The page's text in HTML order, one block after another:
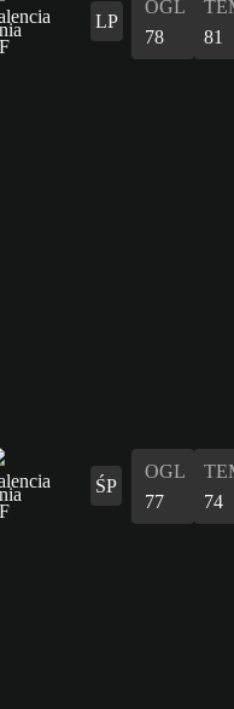
LP
OGL
78
81
ŚP
OGL
77
74